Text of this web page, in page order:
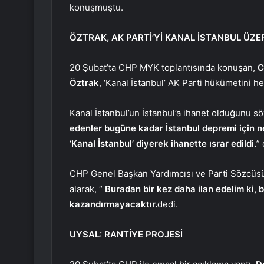
konuşmuştu.
ÖZTRAK, AK PARTİ’Yİ KANAL İSTANBUL
20 Şubat’ta CHP MYK toplantısında konuşan,
Öztrak, ‘Kanal İstanbul’ AK Parti hükümetini
Kanal İstanbul’un İstanbul’a ihanet olduğunu
edenler bugüne kadar İstanbul depremi için
‘Kanal İstanbul’ diyerek ihanette ısrar edildi.”
CHP Genel Başkan Yardımcısı ve Parti
alarak, “ Buradan bir kez daha ilan edelim ki,
kazandırmayacaktır.dedi.
UYSAL: RANTİYE PROJESİ